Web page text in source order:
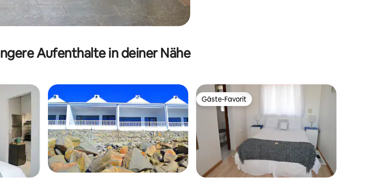
Aufenthalte in deiner Nähe
Gäste-Favorit
Gäste-Favorit